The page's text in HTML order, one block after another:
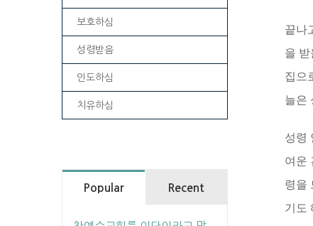
끝나
을
집으
늘은
성령
여운
령을
기도
보호하심
성령받음
인도하심
치유하심
Popular Recent